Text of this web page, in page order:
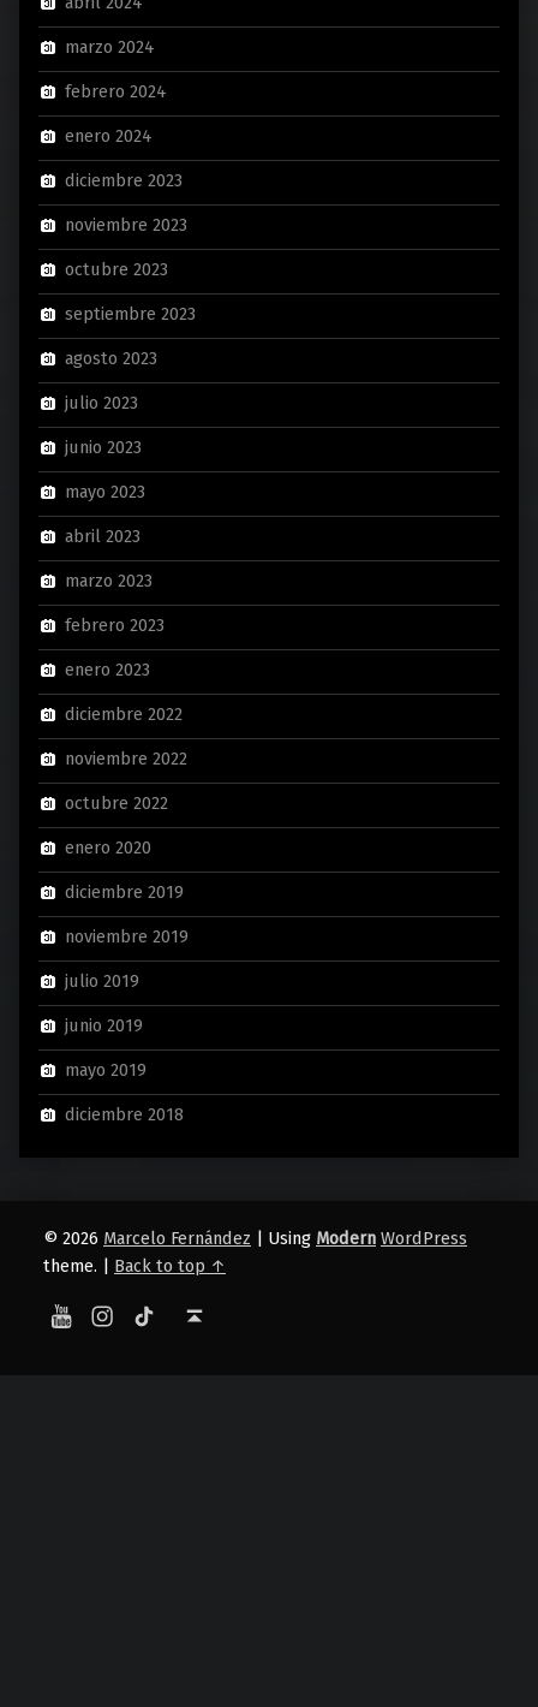
marzo 2024
febrero 2024
enero 2024
diciembre 2023
noviembre 2023
octubre 2023
septiembre 2023
agosto 2023
julio 2023
junio 2023
mayo 2023
abril 2023
marzo 2023
febrero 2023
enero 2023
diciembre 2022
noviembre 2022
octubre 2022
enero 2020
diciembre 2019
noviembre 2019
julio 2019
junio 2019
mayo 2019
diciembre 2018
© 2026 Marcelo Fernández | Using Modern WordPress
theme. | Back to top ↑